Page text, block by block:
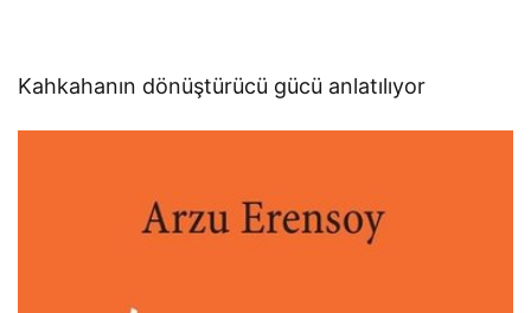
Kahkahanın dönüştürücü gücü anlatılıyor